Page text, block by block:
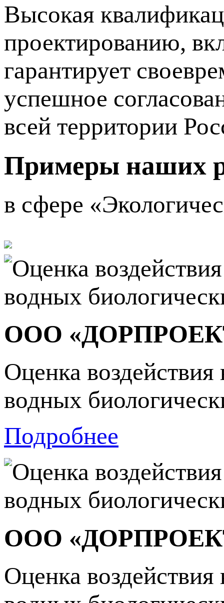
Высокая
проектированию,
гарантирует
успешное
всей территории
Примеры наших
в сфере
ООО
Оценка
водных
Подробнее
ООО
Оценка